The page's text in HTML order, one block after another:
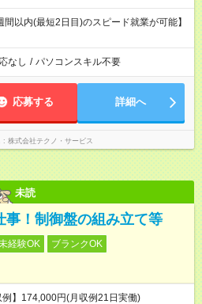
以内(最短2日目)のスピード就業が可能】
なし / パソコンスキル不要
応募する 詳細へ
株式会社テクノ・サービス
未読
事！制御盤の組み立て等
経験OK
ブランクOK
】174,000円(月収例21日実働)